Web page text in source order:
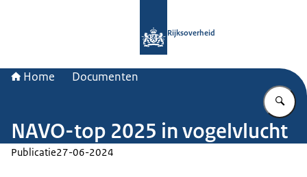
Rijksoverheid
Home Documenten
NAVO-top 2025 in vogelvlucht
Publicatie27-06-2024